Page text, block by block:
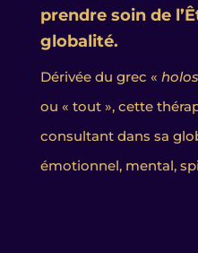
prendre soin de
globalité.
Dérivée du grec « holos
ou « tout », cette
consultant dans sa
émotionnel, mental,